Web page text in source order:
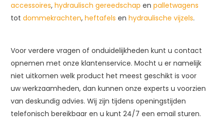
accessoires,hydraulisch gereedschap enpalletwagens
totdommekrachten,heftafels enhydraulische vijzels.
Voor verdere vragen of onduidelijkheden kunt u contact
opnemen met onze klantenservice. Mocht u er namelijk
niet uitkomen welk product het meest geschikt is voor
uw werkzaamheden, dan kunnen onze experts u voorzien
van deskundig advies. Wij zijn tijdens openingstijden
telefonisch bereikbaar en u kunt 24/7 een email sturen.